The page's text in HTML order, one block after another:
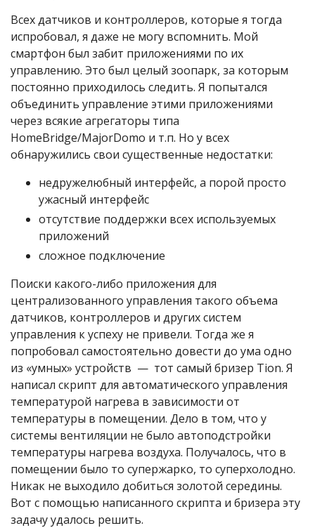
Всех датчиков и контроллеров, которые я тогда
испробовал, я даже не могу вспомнить. Мой
смартфон был забит приложениями по их
управлению. Это был целый зоопарк, за которым
постоянно приходилось следить. Я попытался
объединить управление этими приложениями
через всякие агрегаторы типа
HomeBridge/MajorDomo и т.п. Но у всех
обнаружились свои существенные недостатки:
недружелюбный интерфейс, а порой просто
ужасный интерфейс
отсутствие поддержки всех используемых
приложений
сложное подключение
Поиски какого-либо приложения для
централизованного управления такого объема
датчиков, контроллеров и других систем
управления к успеху не привели. Тогда же я
попробовал самостоятельно довести до ума одно
из «умных» устройств — тот самый бризер Tion. Я
написал скрипт для автоматического управления
температурой нагрева в зависимости от
температуры в помещении. Дело в том, что у
системы вентиляции не было автоподстройки
температуры нагрева воздуха. Получалось, что в
помещении было то супержарко, то суперхолодно.
Никак не выходило добиться золотой середины.
Вот с помощью написанного скрипта и бризера эту
задачу удалось решить.